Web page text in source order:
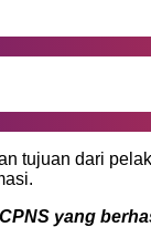
tujuan dari
yang